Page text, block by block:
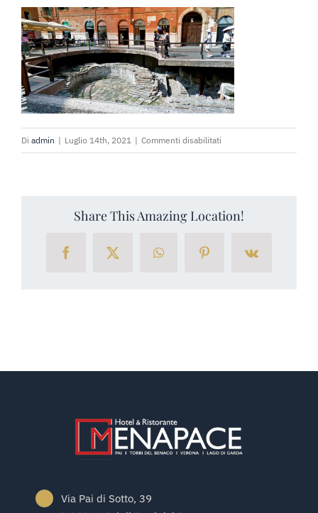
RICHIEDI PREVENTIVO
Di admin | Luglio 14th, 2021 | Commenti disabilitati
verona-
Share This Amazing Location!
FacebookX WhatsAppPinterestVk
Via Pai di Sotto, 39